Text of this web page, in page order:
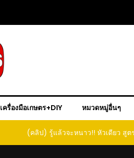
เครื่องมือเกษตร+DIY หมวดหมู่อื่นๆ
(คลิป) รู้แล้วจะหนาว!! หัวเดียว สูต
หนอนแมลง หนีกระเจิงทั้งสวน